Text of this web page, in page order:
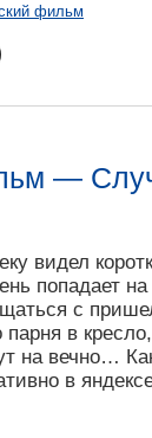
фильм
—
видел
попадает на
с
в
на вечно…
в